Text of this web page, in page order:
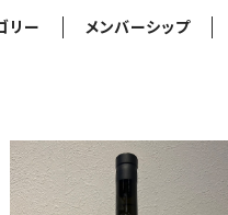
リー メンバーシップ